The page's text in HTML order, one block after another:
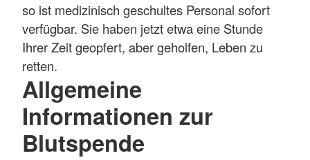
so ist medizinisch geschultes Personal sofort
verfügbar. Sie haben jetzt etwa eine Stunde
Ihrer Zeit geopfert, aber geholfen, Leben zu
retten.
Allgemeine
Informationen zur
Blutspende